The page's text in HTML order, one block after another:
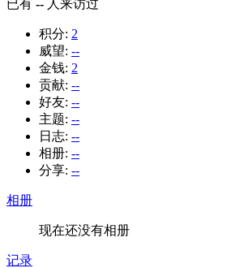
已有 -- 人来访过
积分: 2
威望: --
金钱: 2
贡献: --
好友: --
主题: --
日志: --
相册: --
分享: --
相册
现在还没有相册
记录